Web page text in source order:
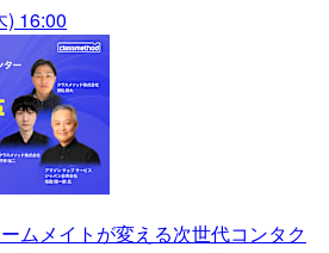
) 16:00
ムメイトが変える次世代コンタク